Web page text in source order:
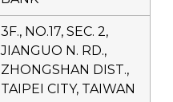
3F., NO.17, SEC. 2,
JIANGUO N. RD.,
ZHONGSHAN DIST.,
TAIPEI CITY, TAIWAN